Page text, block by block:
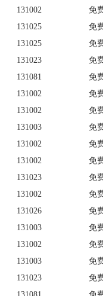
131002
免
131025
免
131025
免
131023
免
131081
免
131002
免
131002
免
131003
免
131002
免
131002
免
131023
免
131002
免
131026
免
131003
免
131002
免
131003
免
131023
免